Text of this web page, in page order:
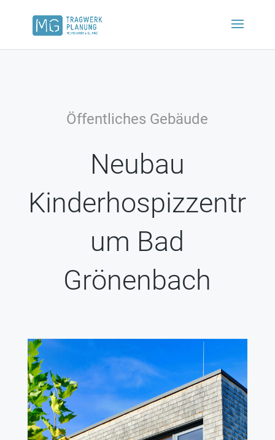
Öffentliches Gebäude
Neubau
Kinderhospizzentr
um Bad
Grönenbach